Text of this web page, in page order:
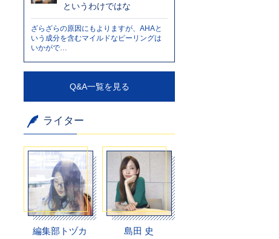
というわけではな
ざらざらの原因にもよりますが、AHAと
いう成分を含むマイルドなピーリングは
いかがで…
Q&A一覧を見る
ライター
編集部トヅカ 島田 史